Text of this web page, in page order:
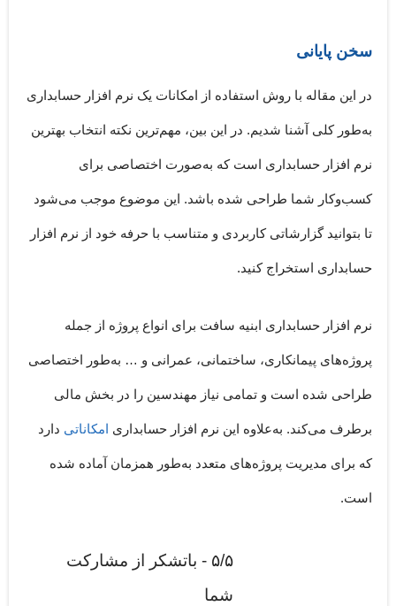
سخن پایانی
در این مقاله با روش استفاده از امکانات یک نرم افزار حسابداری
به‌طور کلی آشنا شدیم. در این بین، مهم‌ترین نکته انتخاب بهترین
نرم افزار حسابداری است که به‌صورت اختصاصی برای
کسب‌وکار شما طراحی شده باشد. این موضوع موجب می‌شود
تا بتوانید گزارشاتی کاربردی و متناسب با حرفه خود از نرم افزار
حسابداری استخراج کنید.
نرم افزار حسابداری ابنیه سافت برای انواع پروژه از جمله
پروژه‌های پیمانکاری، ساختمانی، عمرانی و … به‌طور اختصاصی
طراحی شده است و تمامی نیاز مهندسین را در بخش مالی
برطرف می‌کند. به‌علاوه این نرم افزار حسابداری امکاناتی دارد
که برای مدیریت پروژه‌های متعدد به‌طور همزمان آماده شده
است.
۵/۵ - باتشکر از مشارکت
شما